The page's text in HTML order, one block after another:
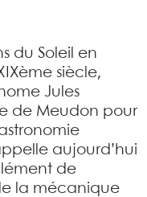
du Soleil en
siècle,
Jules
de Meudon pour
aujourd’hui
de
la mécanique